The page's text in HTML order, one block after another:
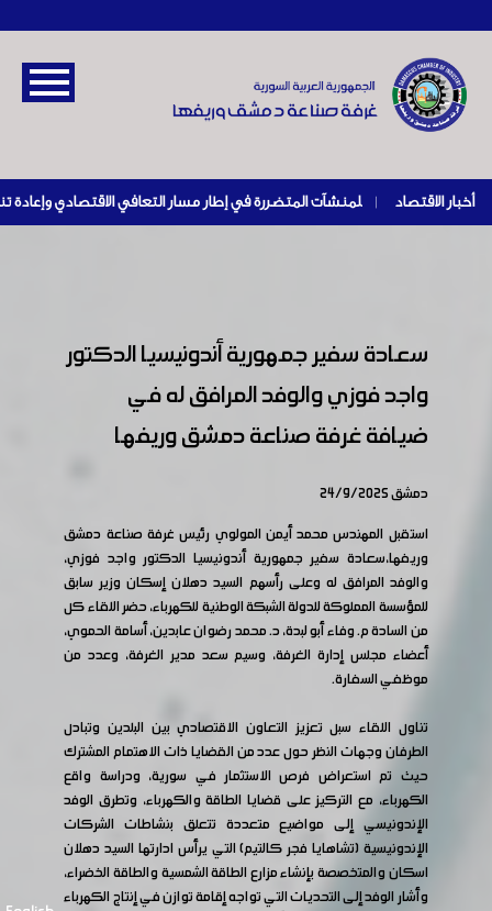
أخبار الاقتصاد |
سعادة سفير جمهورية أندونيسيا الدكتور
واجد فوزي والوفد المرافق له في
ضيافة غرفة صناعة دمشق وريفها
دمشق 24/9/2025
استقبل المهندس محمد أيمن المولوي رئيس غرفة صناعة دمشق
وريفها،سعادة سفير جمهورية أندونيسيا الدكتور واجد فوزي،
والوفد المرافق له وعلى رأسهم السيد دهلان إسكان وزير سابق
للمؤسسة المملوكة للدولة الشبكة الوطنية للكهرباء، حضر اللقاء كل
من السادة م. وفاء أبو لبدة، د. محمد رضوان عابدين، أسامة الحموي،
أعضاء مجلس إدارة الغرفة، وسيم سعد مدير الغرفة، وعدد من
موظفي السفارة.
تناول اللقاء سبل تعزيز التعاون الاقتصادي بين البلدين وتبادل
الطرفان وجهات النظر حول عدد من القضايا ذات الاهتمام المشترك
حيث تم استعراض فرص الاستثمار في سورية، ودراسة واقع
الكهرباء، مع التركيز على قضايا الطاقة والكهرباء، وتطرق الوفد
الإندونيسي إلى مواضيع متعددة تتعلق بنشاطات الشركات
الإندونيسية (تشاهايا فجر كالتيم) التي يرأس ادارتها السيد دهلان
اسكان والمتخصصة بإنشاء مزارع الطاقة الشمسية والطاقة الخضراء،
وأشار الوفد إلى التحديات التي تواجه إقامة توازن في إنتاج الكهرباء